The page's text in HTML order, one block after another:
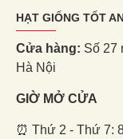
HẠT GIỐNG TỐT
Cửa hàng: Số 27
Hà Nội
GIỜ MỞ CỬA
⏰ Thứ 2 - Thứ 7: